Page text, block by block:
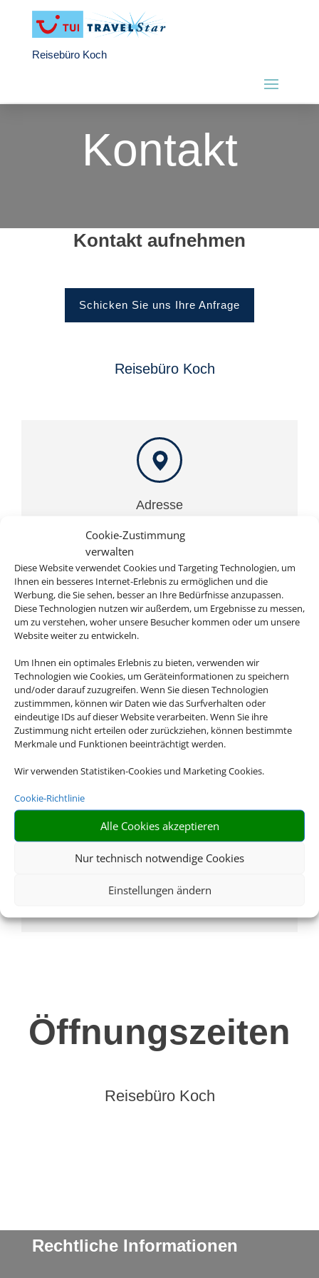
Cookie-Zustimmung
verwalten
Diese Website verwendet Cookies und Targeting Technologien, um
Ihnen ein besseres Internet-Erlebnis zu ermöglichen und die
Werbung, die Sie sehen, besser an Ihre Bedürfnisse anzupassen.
Diese Technologien nutzen wir außerdem, um Ergebnisse zu messen,
um zu verstehen, woher unsere Besucher kommen oder um unsere
Website weiter zu entwickeln.
Um Ihnen ein optimales Erlebnis zu bieten, verwenden wir
Technologien wie Cookies, um Geräteinformationen zu speichern
und/oder darauf zuzugreifen. Wenn Sie diesen Technologien
zustimmmen, können wir Daten wie das Surfverhalten oder
eindeutige IDs auf dieser Website verarbeiten. Wenn Sie ihre
Zustimmung nicht erteilen oder zurückziehen, können bestimmte
Merkmale und Funktionen beeinträchtigt werden.
Wir verwenden Statistiken-Cookies und Marketing Cookies.
Cookie-Richtlinie
Alle Cookies akzeptieren
Nur technisch notwendige Cookies
Einstellungen ändern
Reisebüro Koch
Kontakt
Kontakt aufnehmen
Schicken Sie uns Ihre Anfrage
Reisebüro Koch
Adresse
Behringstraße 7
D-63814 Mainaschaff
Rufen Sie uns an
06021 76006
Schreiben Sie uns eine Email
tui-travelstar-koch@t-online.de
Öffnungszeiten
Reisebüro Koch
Rechtliche Informationen